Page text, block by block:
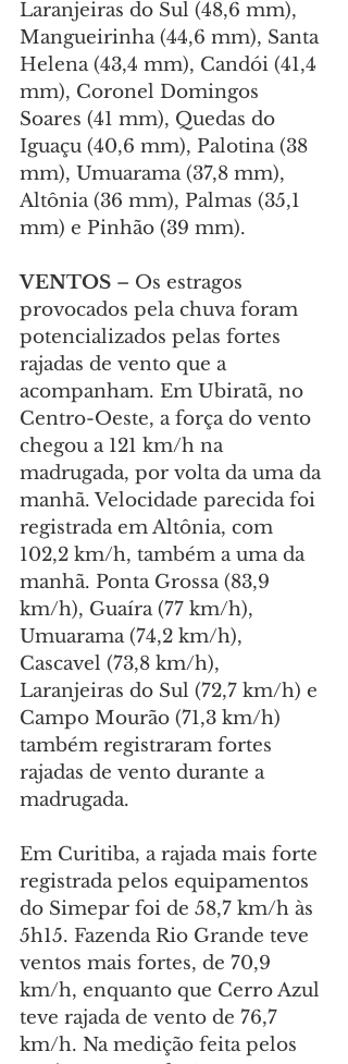
Laranjeiras do Sul (48,6 mm),
Mangueirinha (44,6 mm), Santa
Helena (43,4 mm), Candói (41,4
mm), Coronel Domingos
Soares (41 mm), Quedas do
Iguaçu (40,6 mm), Palotina (38
mm), Umuarama (37,8 mm),
Altônia (36 mm), Palmas (35,1
mm) e Pinhão (39 mm).
VENTOS – Os estragos
provocados pela chuva foram
potencializados pelas fortes
rajadas de vento que a
acompanham. Em Ubiratã, no
Centro-Oeste, a força do vento
chegou a 121 km/h na
madrugada, por volta da uma da
manhã. Velocidade parecida foi
registrada em Altônia, com
102,2 km/h, também a uma da
manhã. Ponta Grossa (83,9
km/h), Guaíra (77 km/h),
Umuarama (74,2 km/h),
Cascavel (73,8 km/h),
Laranjeiras do Sul (72,7 km/h) e
Campo Mourão (71,3 km/h)
também registraram fortes
rajadas de vento durante a
madrugada.
Em Curitiba, a rajada mais forte
registrada pelos equipamentos
do Simepar foi de 58,7 km/h às
5h15. Fazenda Rio Grande teve
ventos mais fortes, de 70,9
km/h, enquanto que Cerro Azul
teve rajada de vento de 76,7
km/h. Na medição feita pelos